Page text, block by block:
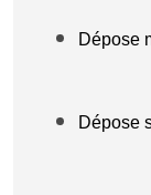
Dépose
Dépose